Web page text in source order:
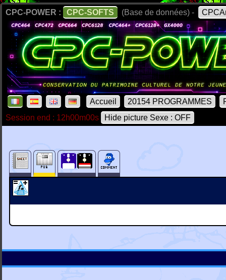
CPC-POWER : CPC-SOFTS (Base de données) -
Accueil 20154 PROGRAMMES
Session end : 12h00m00s
Hide picture Sexe : OFF